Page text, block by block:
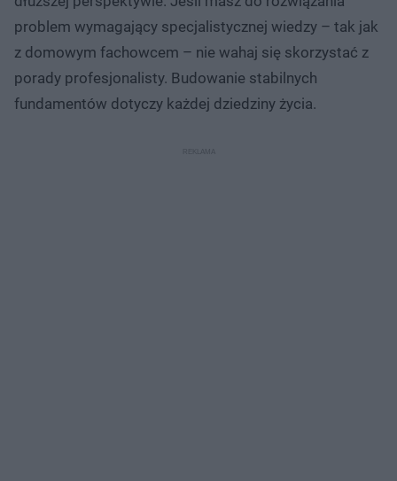
problem wymagający specjalistycznej wiedzy – tak jak
z domowym fachowcem – nie wahaj się skorzystać z
porady profesjonalisty. Budowanie stabilnych
fundamentów dotyczy każdej dziedziny życia.